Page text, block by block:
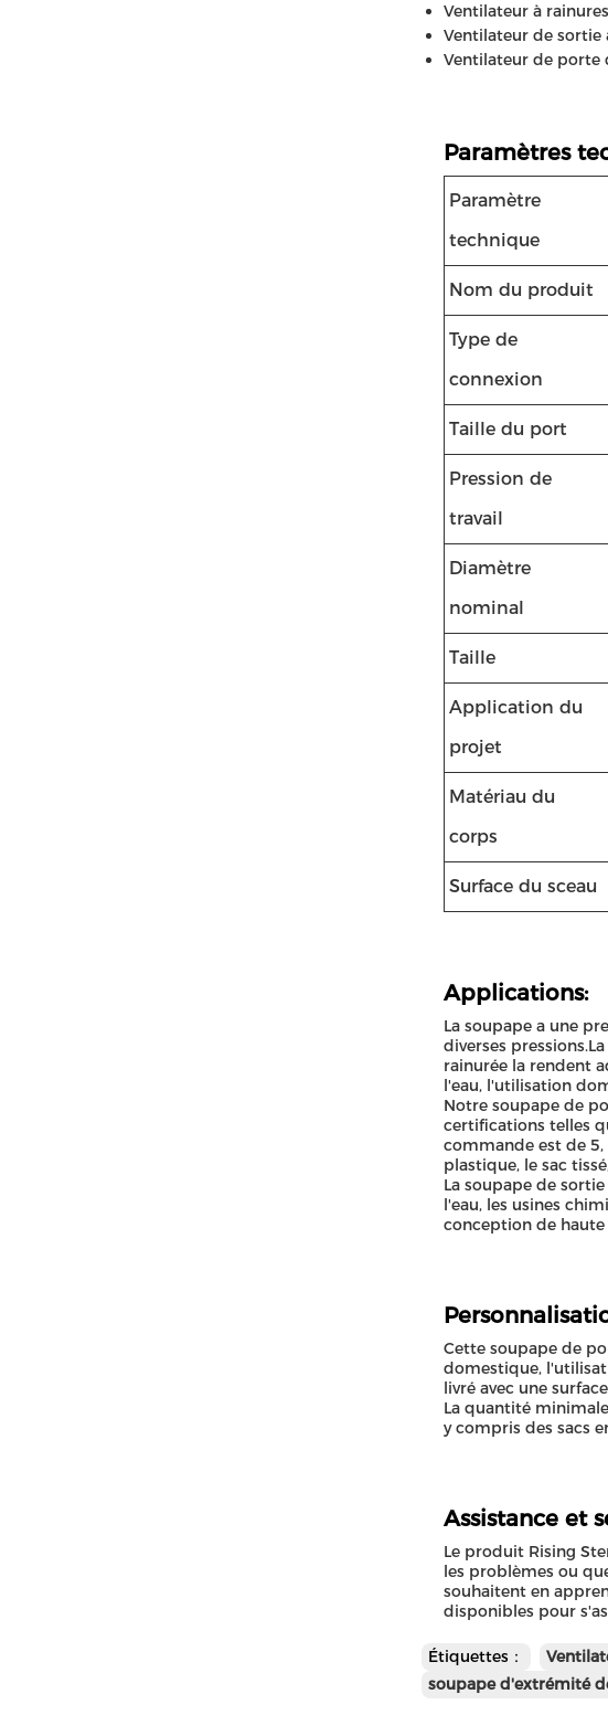
Ventilateur à
Ventilateur de sortie
Ventilateur de porte
Paramètres
Paramètre
technique
Nom du produit
Type de
connexion
Taille du port
Pression de
travail
Diamètre
nominal
Taille
Application du
projet
Matériau du
corps
Surface du sceau
Applications:
La soupape a une
diverses
rainurée la rendent
l'eau, l'utilisation
Notre soupape de
certifications telles
commande est de
plastique, le sac
La soupape de
l'eau, les usines
conception de
Cette soupape de
domestique,
livré avec une
La quantité
y compris des sacs
Assistance et
Le produit Rising
les problèmes ou
souhaitent en
disponibles pour
Étiquettes：
soupape d'extrémité